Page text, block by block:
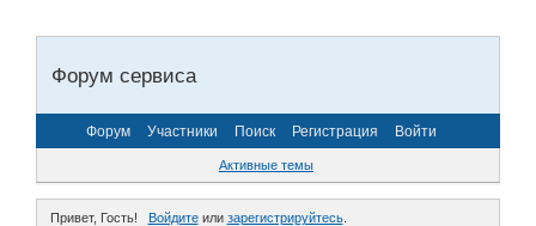
Форум сервиса
Форум Участники Поиск Регистрация Войти
Активные темы
Привет, Гость! Войдитеили зарегистрируйтесь.